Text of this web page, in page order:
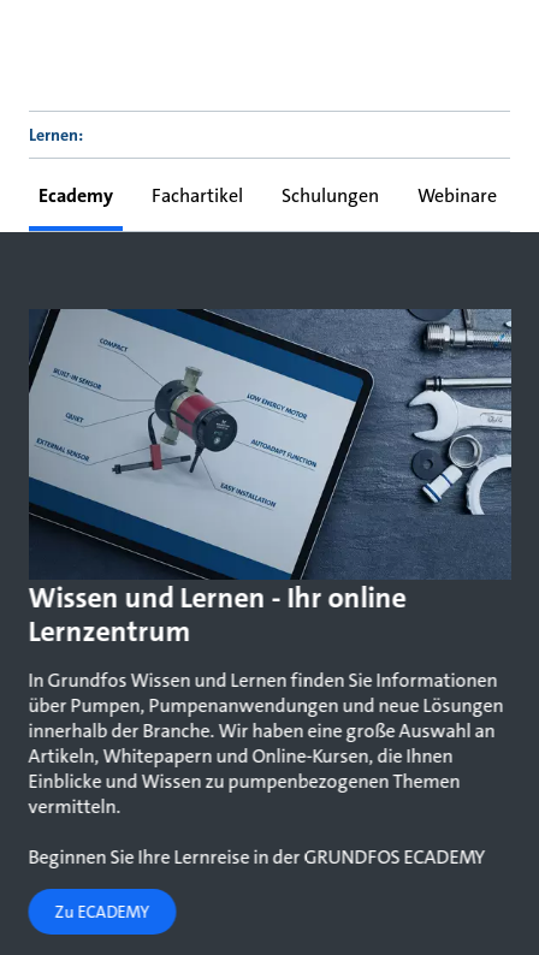
Lernen:
Ecademy Fachartikel Schulungen Webinare
Wissen und Lernen - Ihr online
Lernzentrum
In Grundfos Wissen und Lernen finden Sie Informationen
über Pumpen, Pumpenanwendungen und neue Lösungen
innerhalb der Branche. Wir haben eine große Auswahl an
Artikeln, Whitepapern und Online-Kursen, die Ihnen
Einblicke und Wissen zu pumpenbezogenen Themen
vermitteln.
Beginnen Sie Ihre Lernreise in der GRUNDFOS ECADEMY
Zu ECADEMY